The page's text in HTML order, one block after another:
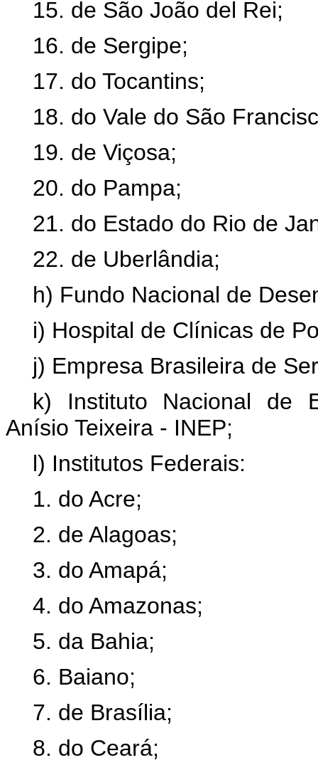
15. de São João del Rei;
16. de Sergipe;
17. do Tocantins;
18. do Vale do São
19. de Viçosa;
20. do Pampa;
21. do Estado do Rio de
22. de Uberlândia;
h) Fundo Nacional de
i) Hospital de Clínicas de
j) Empresa Brasileira de
k) Instituto Nacional de
Anísio Teixeira - INEP;
l) Institutos Federais:
1. do Acre;
2. de Alagoas;
3. do Amapá;
4. do Amazonas;
5. da Bahia;
6. Baiano;
7. de Brasília;
8. do Ceará;